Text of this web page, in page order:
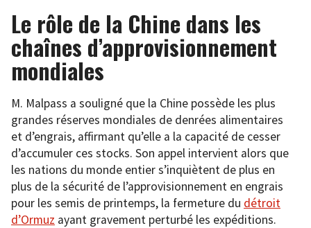
Le rôle de la Chine dans les
chaînes d’approvisionnement
mondiales
M. Malpass a souligné que la Chine possède les plus
grandes réserves mondiales de denrées alimentaires
et d’engrais, affirmant qu’elle a la capacité de cesser
d’accumuler ces stocks. Son appel intervient alors que
les nations du monde entier s’inquiètent de plus en
plus de la sécurité de l’approvisionnement en engrais
pour les semis de printemps, la fermeture du détroit
d’Ormuz ayant gravement perturbé les expéditions.